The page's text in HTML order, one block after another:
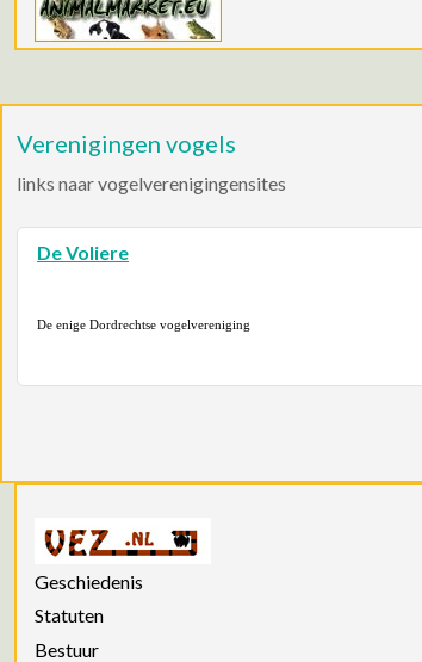
Verenigingen vogels
links naar vogelverenigingensites
De Voliere
De enige Dordrechtse vogelvereniging
Geschiedenis
Statuten
Bestuur